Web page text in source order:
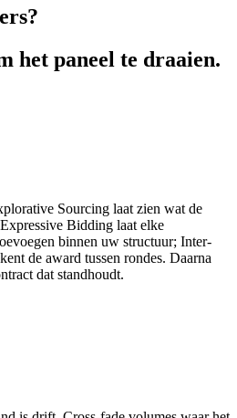
het paneel te draaien.
Sourcing laat zien wat de
Bidding laat elke
binnen uw structuur; Inter-
de award tussen rondes. Daarna
dat standhoudt.